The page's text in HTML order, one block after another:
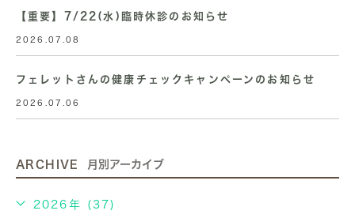
【重要】7/22(水)臨時休診のお知らせ
2026.07.08
フェレットさんの健康チェックキャンペーンのお知らせ
2026.07.06
ARCHIVE 月別アーカイブ
2026年 (37)